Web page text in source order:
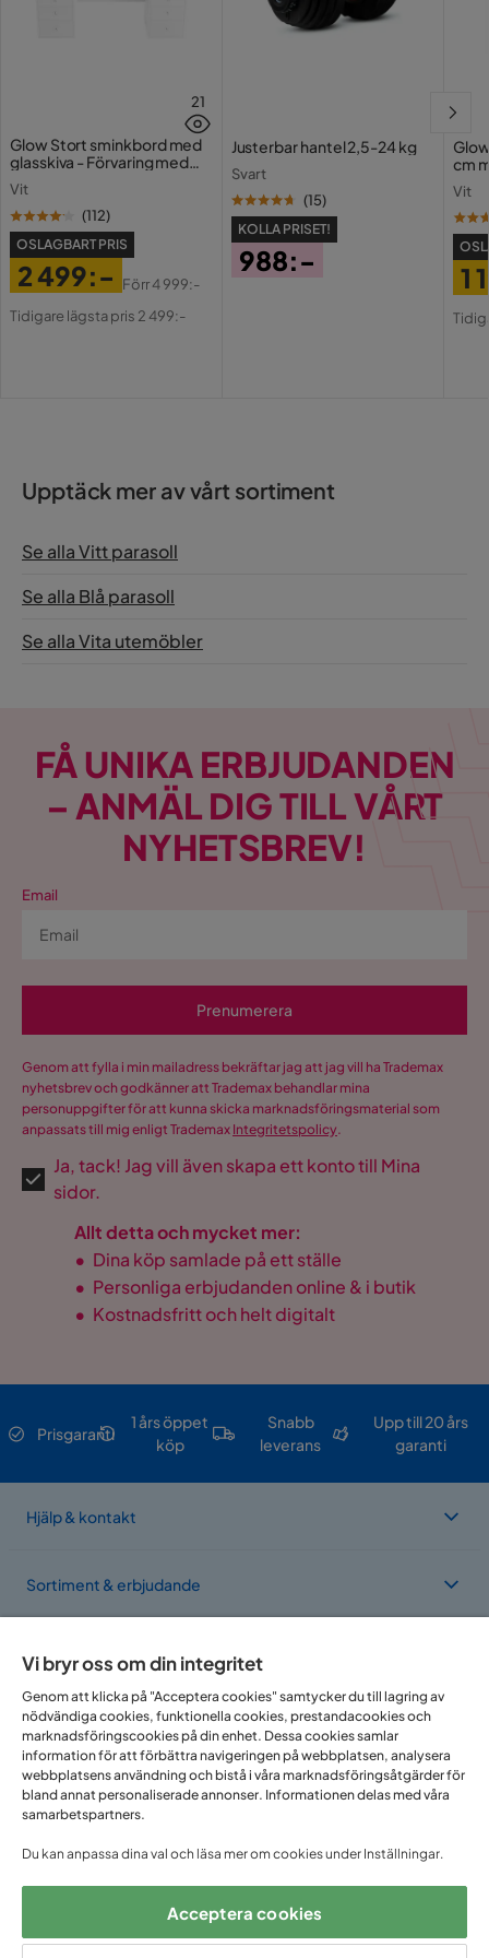
21
Glow Stort sminkbord med
glasskiva - Förvaring med
Vit
(112)
OSLAGBART PRIS
Pris
2 499:-
Original
Förr4 999:-
Tidigare lägsta pris 2 499:-
Justerbar hantel 2,5-24 kg
Svart
(15)
KOLLA PRISET!
988:-
cm
Vit
1
Upptäck mer av vårt sortiment
Se alla Vitt parasoll
Se alla Blå parasoll
Se alla Vita utemöbler
FÅ UNIKA ERBJUDANDEN
– ANMÄL DIG TILL VÅRT
NYHETSBREV!
Email
Prenumerera
Genom att fylla i min mailadress bekräftar jag att jag vill ha Trademax
nyhetsbrev och godkänner att Trademax behandlar mina
personuppgifter för att kunna skicka marknadsföringsmaterial som
anpassats till mig enligt Trademax Integritetspolicy.
Ja, tack! Jag vill även skapa ett konto till Mina
sidor.
Allt detta och mycket mer:
• Dina köp samlade på ett ställe
• Personliga erbjudanden online & i butik
• Kostnadsfritt och helt digitalt
Prisgaranti
1 års öppet
köp
Snabb
leverans
Upp till 20 års
garanti
Hjälp & kontakt
Sortiment & erbjudande
Om Trademax
Vi finns i flera länder
Följ oss på:
Vi bryr oss om din integritet
Genom att klicka på "Acceptera cookies" samtycker du till lagring av
nödvändiga cookies, funktionella cookies, prestandacookies och
marknadsföringscookies på din enhet. Dessa cookies samlar
information för att förbättra navigeringen på webbplatsen, analysera
webbplatsens användning och bistå i våra marknadsföringsåtgärder för
bland annat personaliserade annonser. Informationen delas med våra
samarbetspartners.
Du kan anpassa dina val och läsa mer om cookies under Inställningar.
Acceptera cookies